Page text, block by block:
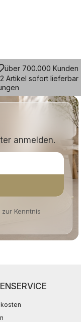
Preis:
über 700.000 Kunden
Artikel sofort lieferbar
anmelden.
zur Kenntnis